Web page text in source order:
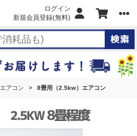
ログイン
新規会員登録(無料)
エアコン 8畳用（2.5kw）エアコン